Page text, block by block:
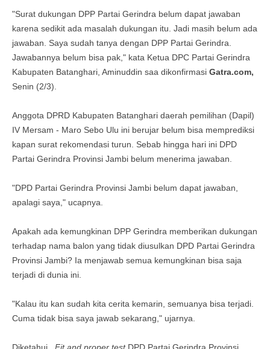
"Surat dukungan DPP Partai Gerindra belum dapat jawaban
karena sedikit ada masalah dukungan itu. Jadi masih belum ada
jawaban. Saya sudah tanya dengan DPP Partai Gerindra.
Jawabannya belum bisa pak," kata Ketua DPC Partai Gerindra
Kabupaten Batanghari, Aminuddin saa dikonfirmasi Gatra.com,
Senin (2/3).
Anggota DPRD Kabupaten Batanghari daerah pemilihan (Dapil)
IV Mersam - Maro Sebo Ulu ini berujar belum bisa memprediksi
kapan surat rekomendasi turun. Sebab hingga hari ini DPD
Partai Gerindra Provinsi Jambi belum menerima jawaban.
"DPD Partai Gerindra Provinsi Jambi belum dapat jawaban,
apalagi saya," ucapnya.
Apakah ada kemungkinan DPP Gerindra memberikan dukungan
terhadap nama balon yang tidak diusulkan DPD Partai Gerindra
Provinsi Jambi? Ia menjawab semua kemungkinan bisa saja
terjadi di dunia ini.
"Kalau itu kan sudah kita cerita kemarin, semuanya bisa terjadi.
Cuma tidak bisa saya jawab sekarang," ujarnya.